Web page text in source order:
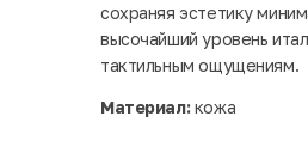
сохраняя эстетику
высочайший уровень
тактильным ощущениям.
Материал:кожа